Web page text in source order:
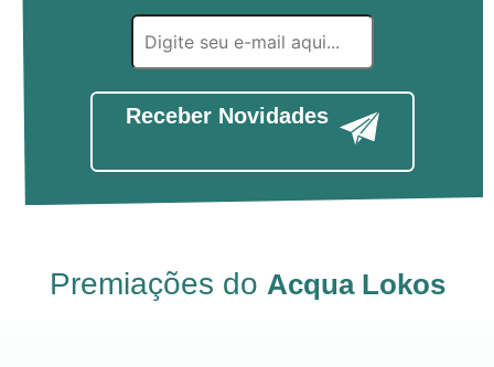
Receber Novidades
Premiações do Acqua Lokos